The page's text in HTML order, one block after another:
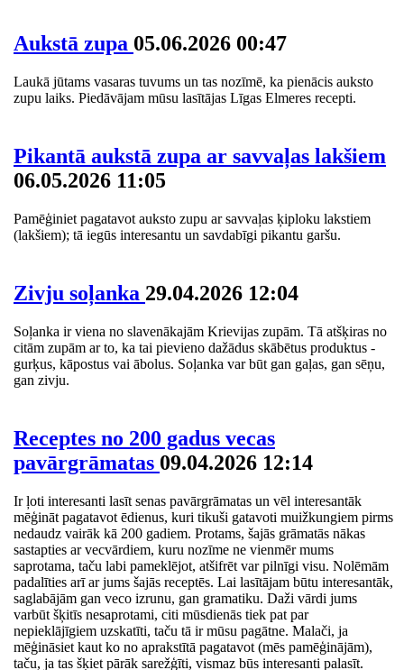
Aukstā zupa 05.06.2026 00:47
Laukā jūtams vasaras tuvums un tas nozīmē, ka pienācis auksto
zupu laiks. Piedāvājam mūsu lasītājas Līgas Elmeres recepti.
Pikantā aukstā zupa ar savvaļas lakšiem
06.05.2026 11:05
Pamēģiniet pagatavot auksto zupu ar savvaļas ķiploku lakstiem
(lakšiem); tā iegūs interesantu un savdabīgi pikantu garšu.
Zivju soļanka 29.04.2026 12:04
Soļanka ir viena no slavenākajām Krievijas zupām. Tā atšķiras no
citām zupām ar to, ka tai pievieno dažādus skābētus produktus -
gurķus, kāpostus vai ābolus. Soļanka var būt gan gaļas, gan sēņu,
gan zivju.
Receptes no 200 gadus vecas
pavārgrāmatas 09.04.2026 12:14
Ir ļoti interesanti lasīt senas pavārgrāmatas un vēl interesantāk
mēģināt pagatavot ēdienus, kuri tikuši gatavoti muižkungiem pirms
nedaudz vairāk kā 200 gadiem. Protams, šajās grāmatās nākas
sastapties ar vecvārdiem, kuru nozīme ne vienmēr mums
saprotama, taču labi pameklējot, atšifrēt var pilnīgi visu. Nolēmām
padalīties arī ar jums šajās receptēs. Lai lasītājam būtu interesantāk,
saglabājām gan veco izrunu, gan gramatiku. Daži vārdi jums
varbūt šķitīs nesaprotami, citi mūsdienās tiek pat par
nepieklājīgiem uzskatīti, taču tā ir mūsu pagātne. Malači, ja
mēģināsiet kaut ko no aprakstītā pagatavot (mēs pamēģinājām),
taču, ja tas šķiet pārāk sarežģīti, vismaz būs interesanti palasīt.